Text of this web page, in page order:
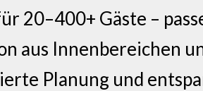
20–400+ Gäste –
aus Innenbereichen
Planung und